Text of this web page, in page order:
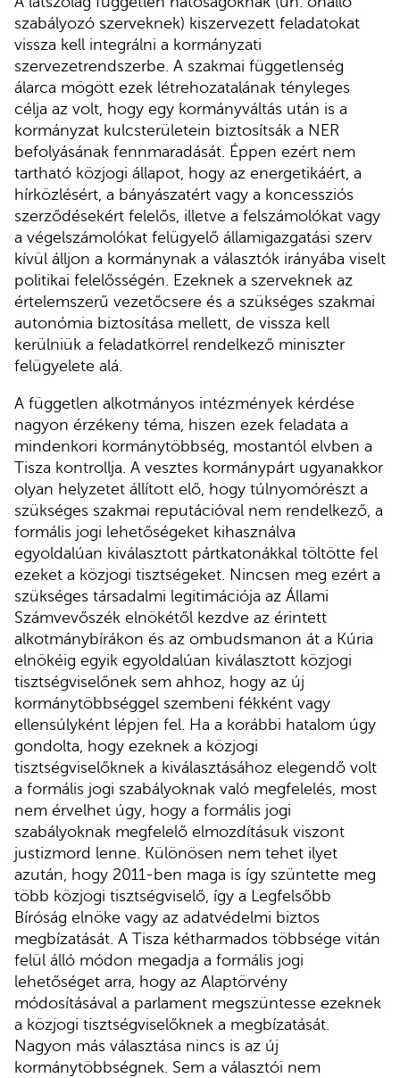
szabályozó szerveknek) kiszervezett feladatokat
vissza kell integrálni a kormányzati
szervezetrendszerbe. A szakmai függetlenség
álarca mögött ezek létrehozatalának tényleges
célja az volt, hogy egy kormányváltás után is a
kormányzat kulcsterületein biztosítsák a NER
befolyásának fennmaradását. Éppen ezért nem
tartható közjogi állapot, hogy az energetikáért, a
hírközlésért, a bányászatért vagy a koncessziós
szerződésekért felelős, illetve a felszámolókat vagy
a végelszámolókat felügyelő államigazgatási szerv
kívül álljon a kormánynak a választók irányába viselt
politikai felelősségén. Ezeknek a szerveknek az
értelemszerű vezetőcsere és a szükséges szakmai
autonómia biztosítása mellett, de vissza kell
kerülniük a feladatkörrel rendelkező miniszter
felügyelete alá.
A független alkotmányos intézmények kérdése
nagyon érzékeny téma, hiszen ezek feladata a
mindenkori kormánytöbbség, mostantól elvben a
Tisza kontrollja. A vesztes kormánypárt ugyanakkor
olyan helyzetet állított elő, hogy túlnyomórészt a
szükséges szakmai reputációval nem rendelkező, a
formális jogi lehetőségeket kihasználva
egyoldalúan kiválasztott pártkatonákkal töltötte fel
ezeket a közjogi tisztségeket. Nincsen meg ezért a
szükséges társadalmi legitimációja az Állami
Számvevőszék elnökétől kezdve az érintett
alkotmánybírákon és az ombudsmanon át a Kúria
elnökéig egyik egyoldalúan kiválasztott közjogi
tisztségviselőnek sem ahhoz, hogy az új
kormánytöbbséggel szembeni fékként vagy
ellensúlyként lépjen fel. Ha a korábbi hatalom úgy
gondolta, hogy ezeknek a közjogi
tisztségviselőknek a kiválasztásához elegendő volt
a formális jogi szabályoknak való megfelelés, most
nem érvelhet úgy, hogy a formális jogi
szabályoknak megfelelő elmozdításuk viszont
justizmord lenne. Különösen nem tehet ilyet
azután, hogy 2011-ben maga is így szüntette meg
több közjogi tisztségviselő, így a Legfelsőbb
Bíróság elnöke vagy az adatvédelmi biztos
megbízatását. A Tisza kétharmados többsége vitán
felül álló módon megadja a formális jogi
lehetőséget arra, hogy az Alaptörvény
módosításával a parlament megszüntesse ezeknek
a közjogi tisztségviselőknek a megbízatását.
Nagyon más választása nincs is az új
kormánytöbbségnek. Sem a választói nem